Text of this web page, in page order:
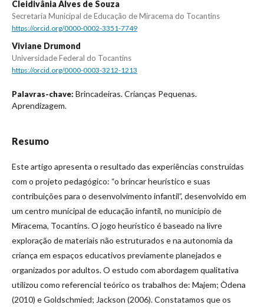
Cleidivânia Alves de Souza
Secretaria Municipal de Educação de Miracema do Tocantins
https://orcid.org/0000-0002-3351-7749
Viviane Drumond
Universidade Federal do Tocantins
https://orcid.org/0000-0003-3212-1213
Palavras-chave: Brincadeiras. Crianças Pequenas.
Aprendizagem.
Resumo
Este artigo apresenta o resultado das experiências construídas
com o projeto pedagógico: “o brincar heurístico e suas
contribuições para o desenvolvimento infantil”, desenvolvido em
um centro municipal de educação infantil, no município de
Miracema, Tocantins. O jogo heurístico é baseado na livre
exploração de materiais não estruturados e na autonomia da
criança em espaços educativos previamente planejados e
organizados por adultos. O estudo com abordagem qualitativa
utilizou como referencial teórico os trabalhos de: Majem; Òdena
(2010) e Goldschmied; Jackson (2006). Constatamos que os